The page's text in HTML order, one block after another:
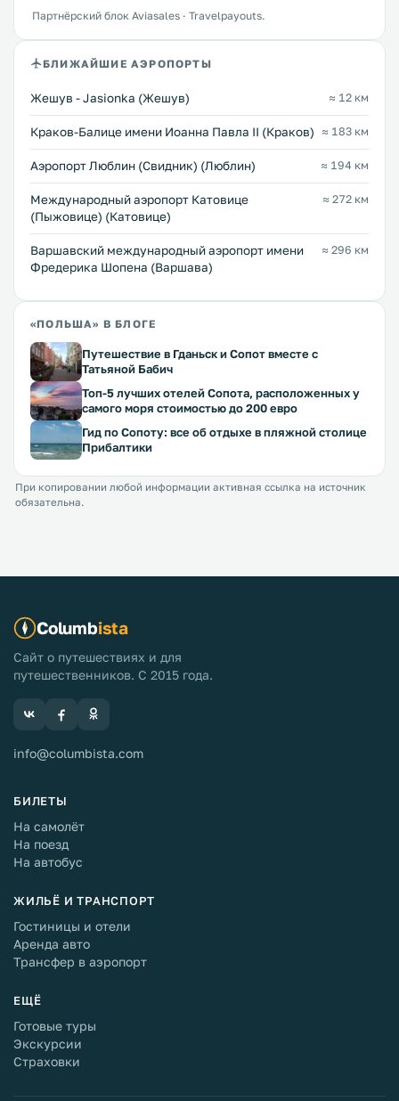
Партнёрский блок Aviasales · Travelpayouts.
БЛИЖАЙШИЕ АЭРОПОРТЫ
Жешув - Jasionka (Жешув) ≈ 12 км
Краков-Балице имени Иоанна Павла II (Краков) ≈ 183 км
Аэропорт Люблин (Свидник) (Люблин) ≈ 194 км
Международный аэропорт Катовице
(Пыжовице) (Катовице)
≈ 272 км
Варшавский международный аэропорт имени
Фредерика Шопена (Варшава)
≈ 296 км
«ПОЛЬША» В БЛОГЕ
Путешествие в Гданьск и Сопот вместе с
Татьяной Бабич
Топ-5 лучших отелей Сопота, расположенных у
самого моря стоимостью до 200 евро
Гид по Сопоту: все об отдыхе в пляжной столице
Прибалтики
При копировании любой информации активная ссылка на источник
обязательна.
Columbista
Сайт о путешествиях и для
путешественников. С 2015 года.
info@columbista.com
БИЛЕТЫ
На самолёт
На поезд
На автобус
ЖИЛЬЁ И ТРАНСПОРТ
Гостиницы и отели
Аренда авто
Трансфер в аэропорт
ЕЩЁ
Готовые туры
Экскурсии
Страховки